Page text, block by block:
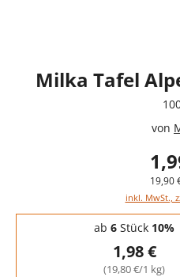
Milka Tafel
von
19,90
inkl. MwSt.,
Staffelpreise - Mengenrabatt
ab 6 Stück 10%
1,98 €
(19,80 €/1 kg)